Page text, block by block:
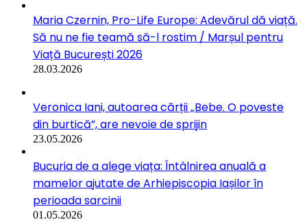
Maria Czernin, Pro-Life Europe: Adevărul dă viață.
Să nu ne fie teamă să-l rostim / Marșul pentru
Viață București 2026
28.03.2026
Veronica Iani, autoarea cărții „Bebe. O poveste
din burtică”, are nevoie de sprijin
23.05.2026
Bucuria de a alege viața: Întâlnirea anuală a
mamelor ajutate de Arhiepiscopia Iașilor în
perioada sarcinii
01.05.2026